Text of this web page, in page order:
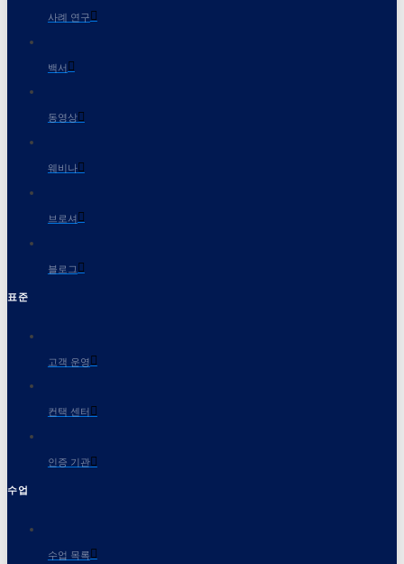
사례 연구
백서
동영상
웨비나
브로셔
블로그
표준
고객 운영
컨택 센터
인증 기관
수업
수업 목록